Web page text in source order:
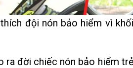
đội nón bảo hiểm vì
ra đời chiếc nón bảo hiểm